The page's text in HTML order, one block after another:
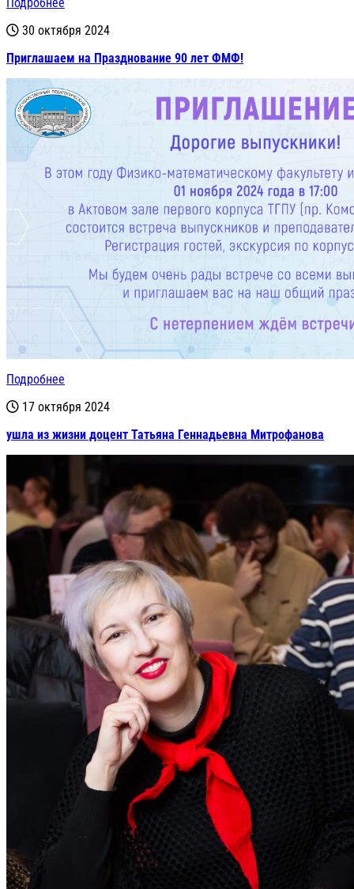
30 октября 2024
Приглашаем на Празднование 90 лет ФМФ!
Подробнее
17 октября 2024
ушла из жизни доцент Татьяна Геннадьевна Митрофанова